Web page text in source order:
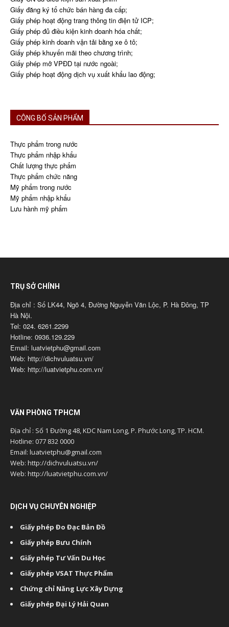
Giấy đăng ký tổ chức bán hàng đa cấp;
Giấy phép hoạt động trang thông tin điện tử ICP;
Giấy phép đủ điều kiện kinh doanh hóa chất;
Giấy phép kinh doanh vận tải bằng xe ô tô;
Giấy phép khuyến mãi theo chương trình;
Giấy phép mở VPĐD tại nước ngoài;
Giấy phép hoạt động dịch vụ xuất khẩu lao động;
CÔNG BỐ SẢN PHẨM
Thực phẩm trong nước
Thực phẩm nhập khẩu
Chất lượng thực phẩm
Thực phẩm chức năng
Mỹ phẩm trong nước
Mỹ phẩm nhập khẩu
Lưu hành mỹ phẩm
TRỤ SỞ CHÍNH
Địa chỉ : Số LK44, Ngõ 4, Đường Nguyễn Văn Lộc, P. Hà Đông, TP
Hà Nội.
Tel: 024. 6261.2299
Hotline: 0936.129.229
Email: luatvietphu@gmail.com
Web: http://dichvuluatsu.vn/
Web: http://luatvietphu.com.vn/
VĂN PHÒNG TPHCM
Địa chỉ : Số 1 Đường 48, KDC Nam Long, P. Phước Long, TP. HCM.
Hotline: 077 832 0000
Email: luatvietphu@gmail.com
Web: http://dichvuluatsu.vn/
Web: http://luatvietphu.com.vn/
DỊCH VỤ CHUYÊN NGHIỆP
Giấy phép Đo Đạc Bản Đồ
Giấy phép Bưu Chính
Giấy phép Tư Vấn Du Học
Giấy phép VSAT Thực Phẩm
Chứng chỉ Năng Lực Xây Dựng
Giấy phép Đại Lý Hải Quan